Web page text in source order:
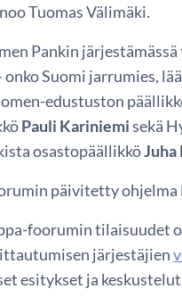
Tuomas Välimäki.
Pankin
onko Suomi jarrumies,
edustuston
Pauli Kariniemisekä
osastopäällikkö
päivitetty
foorumin tilaisuudet
järjestäjien
esitykset ja